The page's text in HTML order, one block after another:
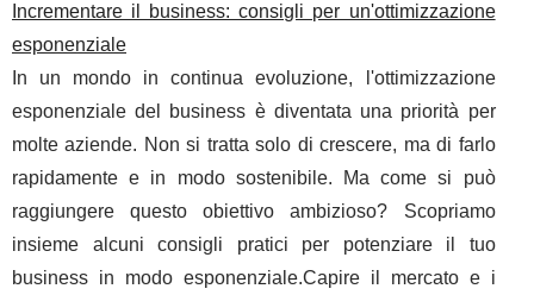
Incrementare il business: consigli per un'ottimizzazione
esponenziale
In un mondo in continua evoluzione, l'ottimizzazione
esponenziale del business è diventata una priorità per
molte aziende. Non si tratta solo di crescere, ma di farlo
rapidamente e in modo sostenibile. Ma come si può
raggiungere questo obiettivo ambizioso? Scopriamo
insieme alcuni consigli pratici per potenziare il tuo
business in modo esponenziale.Capire il mercato e i